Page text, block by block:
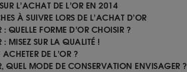
L’ACHAT DE L’OR EN 2014
À SUIVRE LORS DE L’ACHAT D’OR
QUELLE FORME D’OR CHOISIR ?
MISEZ SUR LA QUALITÉ !
DE L’OR ?
QUEL MODE DE CONSERVATION ENVISAGER ?